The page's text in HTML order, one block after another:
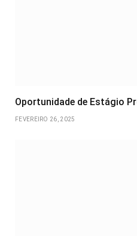
Oportunidade de Estágio
FEVEREIRO 26, 2025